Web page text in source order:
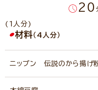
20
(1人分)
材料（4人分）
ニップン 伝説のから揚げ